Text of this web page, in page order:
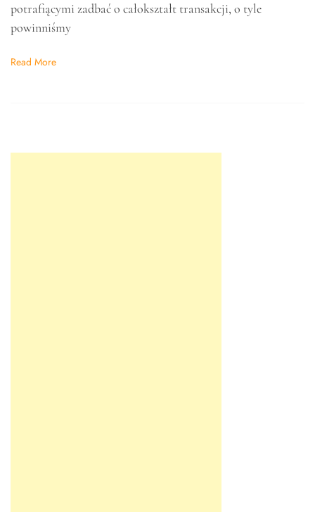
potrafiącymi zadbać o całokształt transakcji, o tyle
powinniśmy
Read More